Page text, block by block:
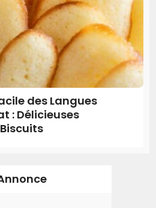
des Langues
: Délicieuses
Biscuits